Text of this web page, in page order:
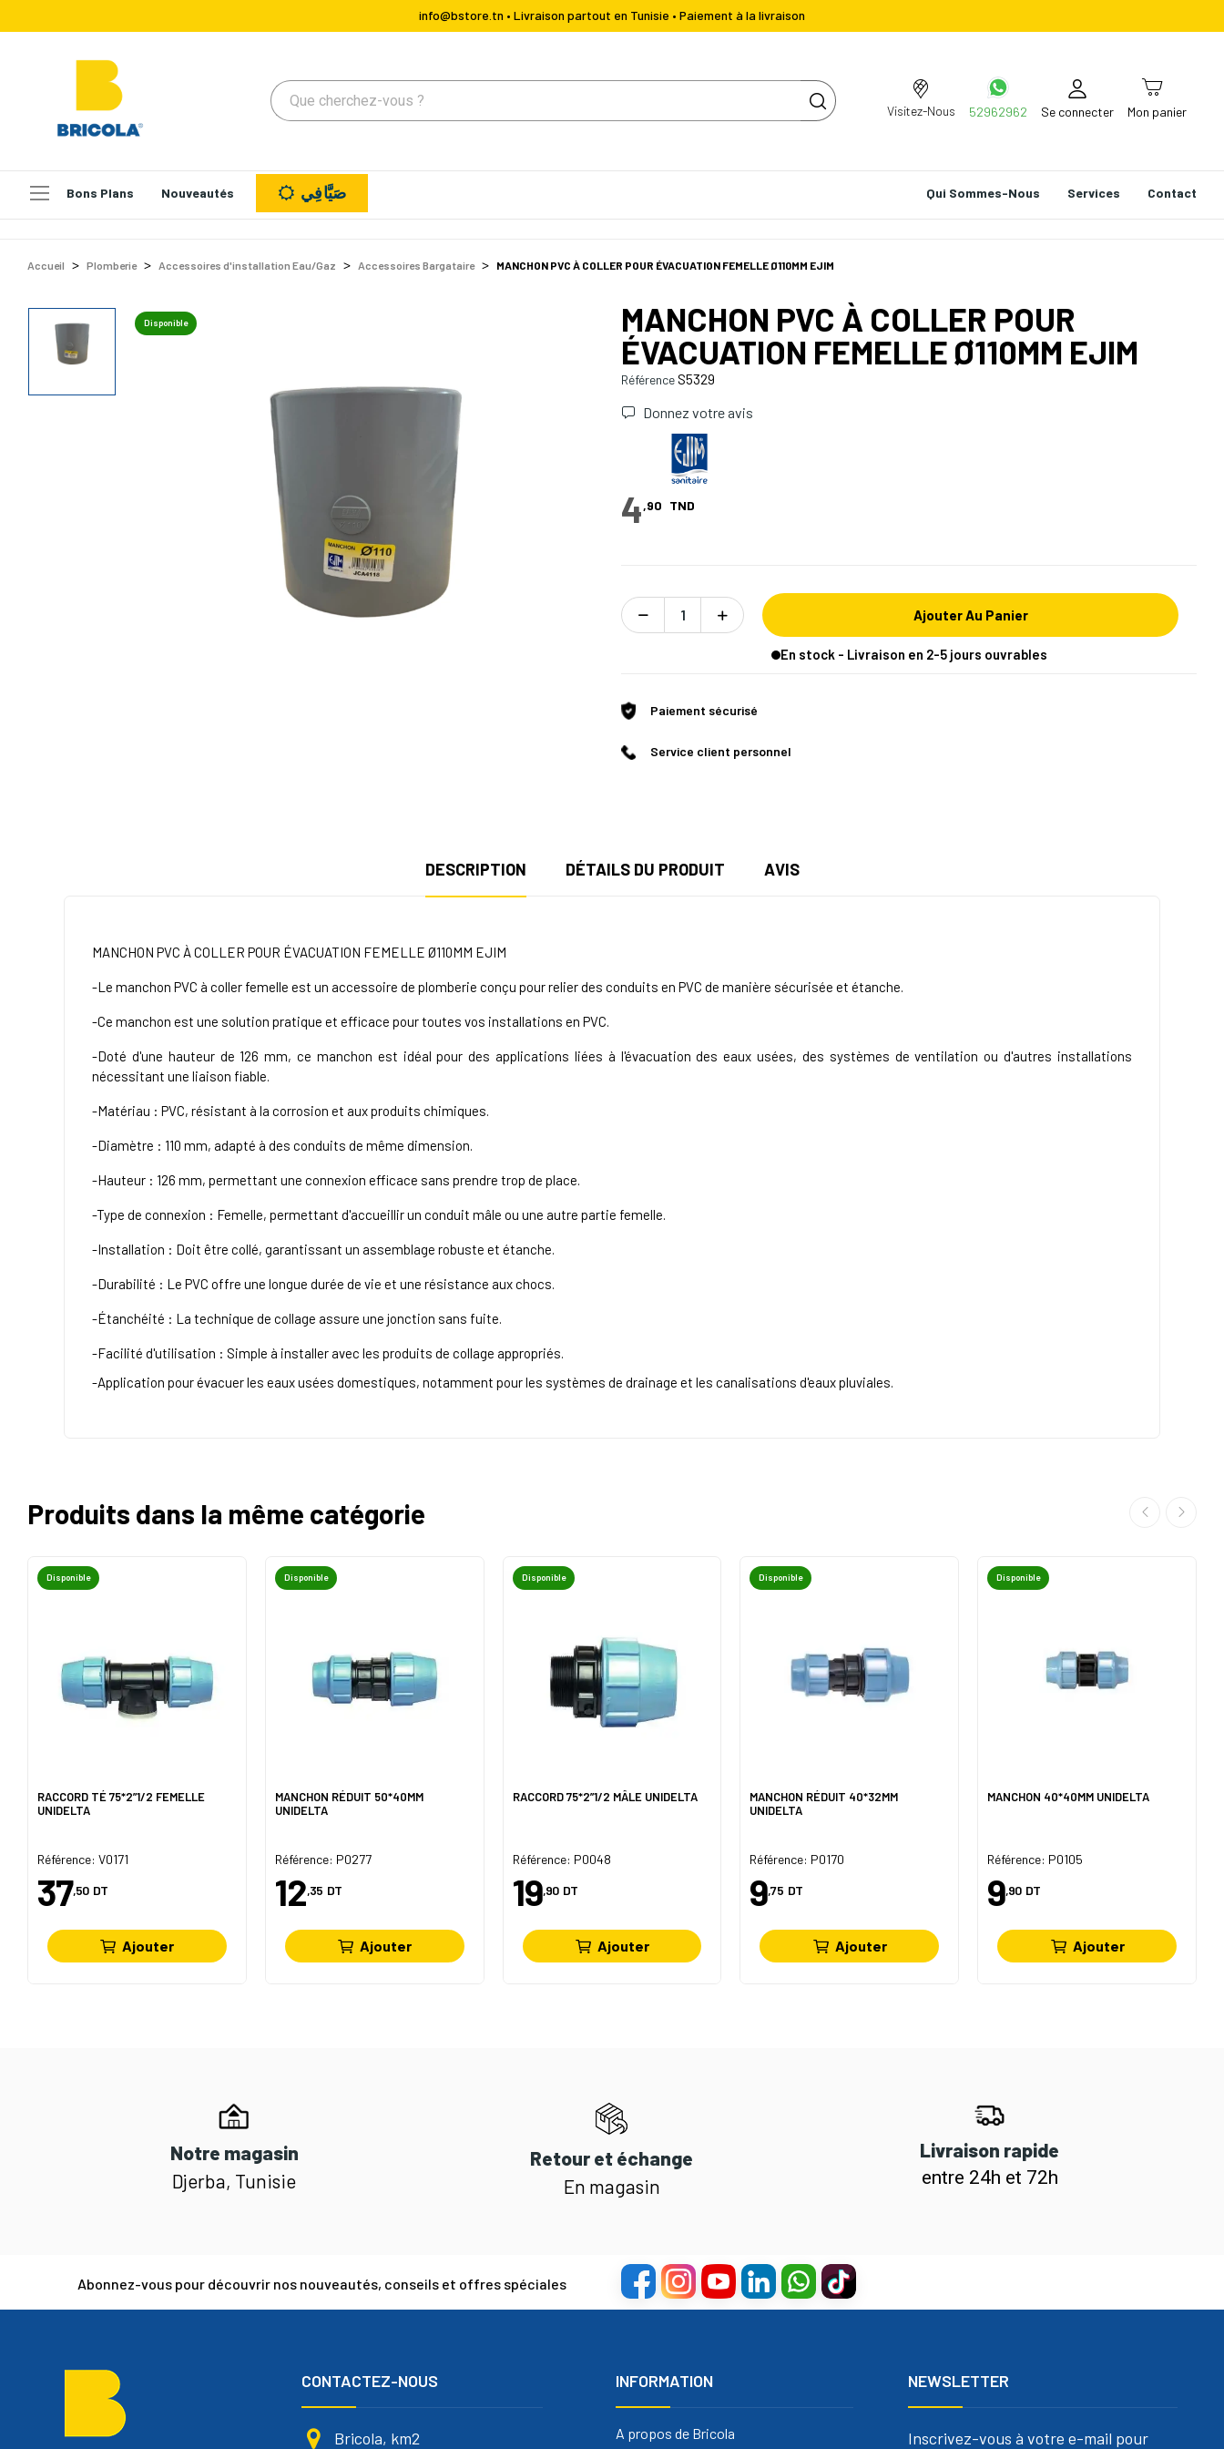
info@bstore.tn • Livraison partout en Tunisie • Paiement à la livraison
Visitez-Nous 52962962 Se connecter Mon panier
Bons Plans Nouveautés Qui Sommes-Nous Services Contact صَيَّافِي
Accueil Plomberie Accessoires d'installation Eau/Gaz Accessoires Bargataire MANCHON PVC À COLLER POUR ÉVACUATION FEMELLE Ø110MM EJIM
Disponible
MANCHON PVC À COLLER POUR
ÉVACUATION FEMELLE Ø110MM EJIM
RéférenceS5329
Donnez votre avis
4,90 TND
Ajouter Au Panier
En stock - Livraison en 2-5 jours ouvrables
Paiement sécurisé
Service client personnel
DESCRIPTION DÉTAILS DU PRODUIT AVIS
MANCHON PVC À COLLER POUR ÉVACUATION FEMELLE Ø110MM EJIM
-Le manchon PVC à coller femelle est un accessoire de plomberie conçu pour relier des conduits en PVC de manière sécurisée et étanche.
-Ce manchon est une solution pratique et efficace pour toutes vos installations en PVC.
-Doté d'une hauteur de 126 mm, ce manchon est idéal pour des applications liées à l'évacuation des eaux usées, des systèmes de ventilation ou d'autres installations
nécessitant une liaison fiable.
-Matériau : PVC, résistant à la corrosion et aux produits chimiques.
-Diamètre : 110 mm, adapté à des conduits de même dimension.
-Hauteur : 126 mm, permettant une connexion efficace sans prendre trop de place.
-Type de connexion : Femelle, permettant d'accueillir un conduit mâle ou une autre partie femelle.
-Installation : Doit être collé, garantissant un assemblage robuste et étanche.
-Durabilité : Le PVC offre une longue durée de vie et une résistance aux chocs.
-Étanchéité : La technique de collage assure une jonction sans fuite.
-Facilité d'utilisation : Simple à installer avec les produits de collage appropriés.
-Application pourévacuer les eaux usées domestiques, notamment pour les systèmes de drainage et les canalisations d'eaux pluviales.
Produits dans la même catégorie
Disponible
RACCORD TÉ 75*2”1/2 FEMELLE
UNIDELTA
Référence: V0171
37,50 DT
Ajouter
Disponible
MANCHON RÉDUIT 50*40MM
UNIDELTA
Référence: P0277
12,35 DT
Ajouter
Disponible
RACCORD 75*2”1/2 MÂLE UNIDELTA
Référence: P0048
19,90 DT
Ajouter
Disponible
MANCHON RÉDUIT 40*32MM
UNIDELTA
Référence: P0170
9,75 DT
Ajouter
Disponible
MANCHON 40*40MM UNIDELTA
Référence: P0105
9,90 DT
Ajouter
Notre magasin
Djerba, Tunisie
Retour et échange
En magasin
Livraison rapide
entre 24h et 72h
Abonnez-vous pour découvrir nos nouveautés, conseils et offres spéciales
CONTACTEZ-NOUS
Bricola, km2
INFORMATION
A propos de Bricola
NEWSLETTER
Inscrivez-vous à votre e-mail pour